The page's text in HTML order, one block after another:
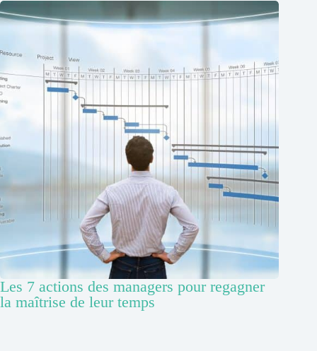
Les 7 actions des managers pour regagner
la maîtrise de leur temps